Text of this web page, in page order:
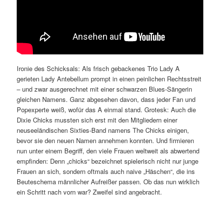
Ironie des Schicksals: Als frisch gebackenes Trio Lady A
gerieten Lady Antebellum prompt in einen peinlichen Rechtsstreit
– und zwar ausgerechnet mit einer schwarzen Blues-Sängerin
gleichen Namens. Ganz abgesehen davon, dass jeder Fan und
Popexperte weiß, wofür das A einmal stand. Grotesk: Auch die
Dixie Chicks mussten sich erst mit den Mitgliedern einer
neuseeländischen Sixties-Band namens The Chicks einigen,
bevor sie den neuen Namen annehmen konnten. Und firmieren
nun unter einem Begriff, den viele Frauen weltweit als abwertend
empfinden: Denn „chicks“ bezeichnet spielerisch nicht nur junge
Frauen an sich, sondern oftmals auch naive „Häschen“, die ins
Beuteschema männlicher Aufreißer passen. Ob das nun wirklich
ein Schritt nach vorn war? Zweifel sind angebracht.